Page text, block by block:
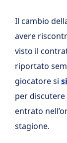
Il cambio
avere
visto il
riportato
giocatore si
per
entrato
stagione.